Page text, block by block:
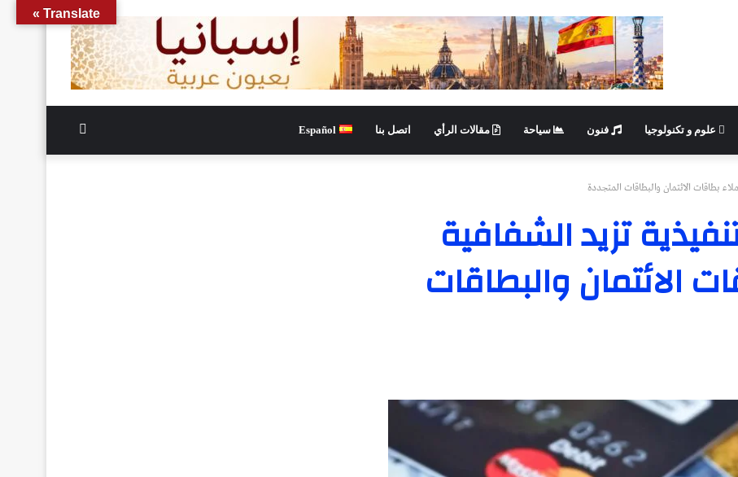
علوم و تكنولوجيا فنون سياحة مقالات الرأي اتصل بنا Español
بطاقات الائتمان والبطاقات المتجددة
تزيد الشفافية
الائتمان والبطاقات
Translate »